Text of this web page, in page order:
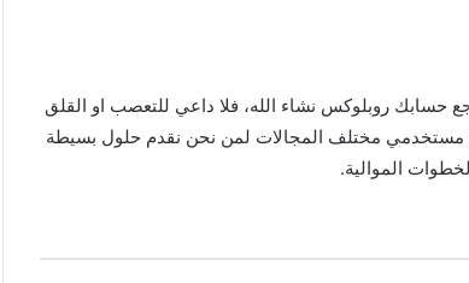
روبلوكس نشاء الله، فلا داعي للتعصب او القلق
مستخدمي مختلف المجالات لمن نحن نقدم حلول بسيطة
الموالية.